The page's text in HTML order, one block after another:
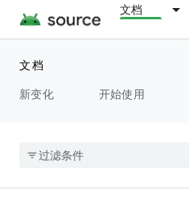
文档
文档
新变化
开始使用